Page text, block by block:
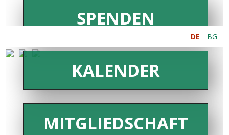
DE BG
SPENDEN
KALENDER
MITGLIEDSCHAFT